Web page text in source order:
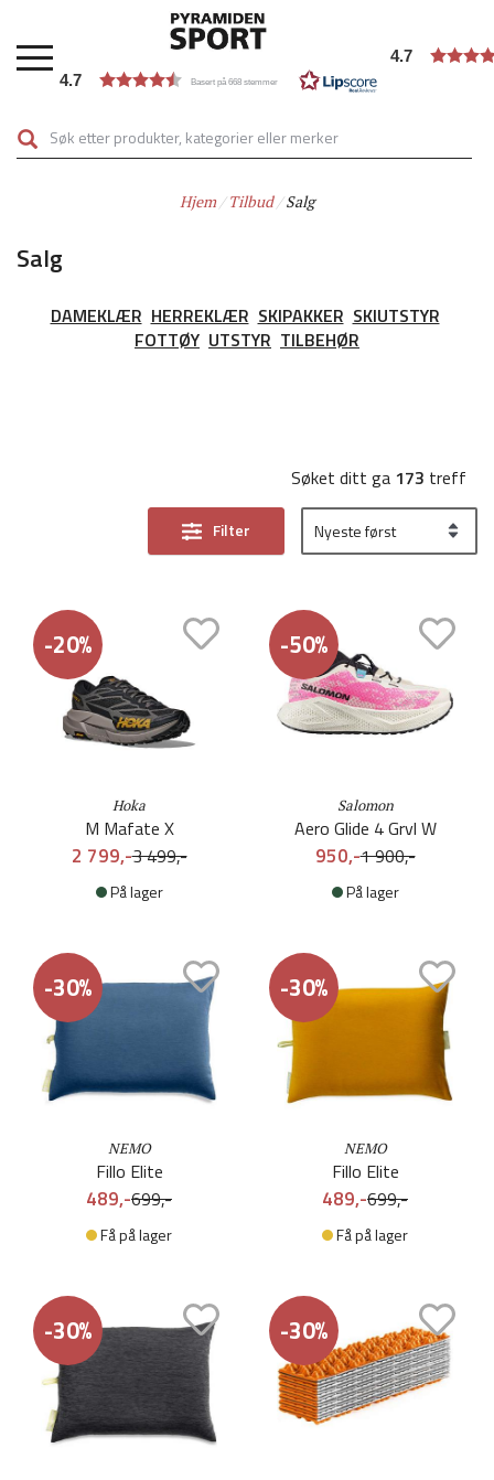
hovedinnhold
4.7 Basert på 668 stemmer
4.7
Hjem Tilbud Salg
Salg
DAMEKLÆR HERREKLÆR SKIPAKKER SKIUTSTYR
FOTTØY UTSTYR TILBEHØR
Søket ditt ga 173 treff
Filter
-20%
Hoka
M Mafate X
3 499,-
2 799,-
På lager
-50%
Salomon
Aero Glide 4 Grvl W
1 900,-
950,-
På lager
-30%
NEMO
Fillo Elite
699,-
489,-
Få på lager
-30%
NEMO
Fillo Elite
699,-
489,-
Få på lager
-30% -30%